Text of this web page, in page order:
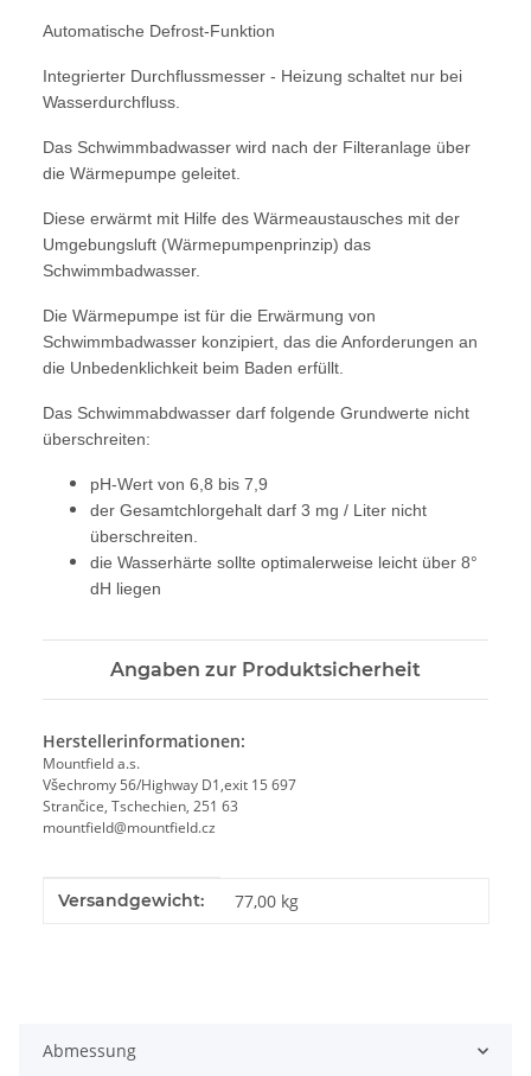
Automatische Defrost-Funktion
Integrierter Durchflussmesser - Heizung schaltet nur bei
Wasserdurchfluss.
Das Schwimmbadwasser wird nach der Filteranlage über
die Wärmepumpe geleitet.
Diese erwärmt mit Hilfe des Wärmeaustausches mit der
Umgebungsluft (Wärmepumpenprinzip) das
Schwimmbadwasser.
Die Wärmepumpe ist für die Erwärmung von
Schwimmbadwasser konzipiert, das die Anforderungen an
die Unbedenklichkeit beim Baden erfüllt.
Das Schwimmabdwasser darf folgende Grundwerte nicht
überschreiten:
pH-Wert von 6,8 bis 7,9
der Gesamtchlorgehalt darf 3 mg / Liter nicht
überschreiten.
die Wasserhärte sollte optimalerweise leicht über 8°
dH liegen
Angaben zur Produktsicherheit
Herstellerinformationen:
Mountfield a.s.
Všechromy 56/Highway D1,exit 15 697
Strančice, Tschechien, 251 63
mountfield@mountfield.cz
Produkteigenschaft
Wert
Versandgewicht: 77,00 kg
Abmessung